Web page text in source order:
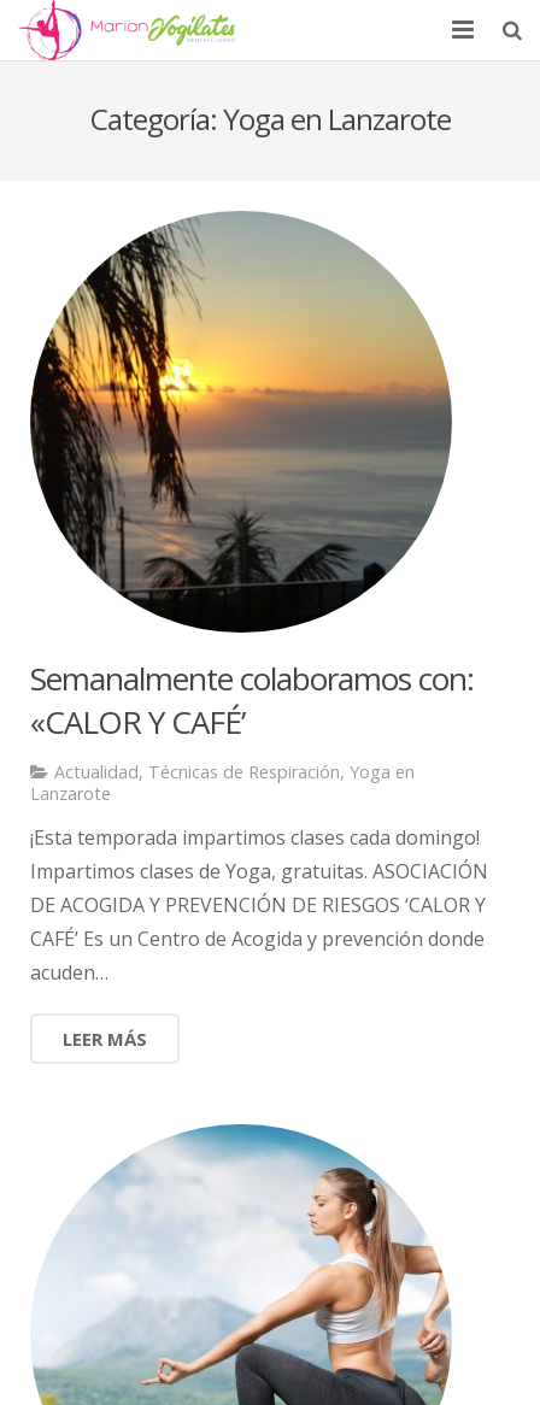
Testimonios
Contacto
Categoría: Yoga en Lanzarote
Semanalmente colaboramos con:
«CALOR Y CAFÉ’
Actualidad, Técnicas de Respiración, Yoga en
Lanzarote
¡Esta temporada impartimos clases cada domingo!
Impartimos clases de Yoga, gratuitas. ASOCIACIÓN
DE ACOGIDA Y PREVENCIÓN DE RIESGOS ‘CALOR Y
CAFÉ’ Es un Centro de Acogida y prevención donde
acuden…
LEER MÁS